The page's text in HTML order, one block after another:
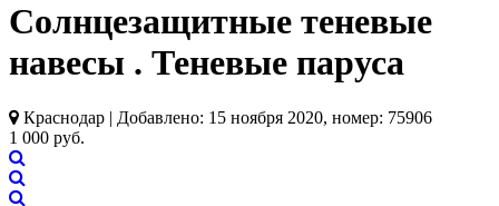
Солнцезащитные теневые
навесы . Теневые паруса
Краснодар | Добавлено: 15 ноября 2020, номер: 75906
1 000 руб.